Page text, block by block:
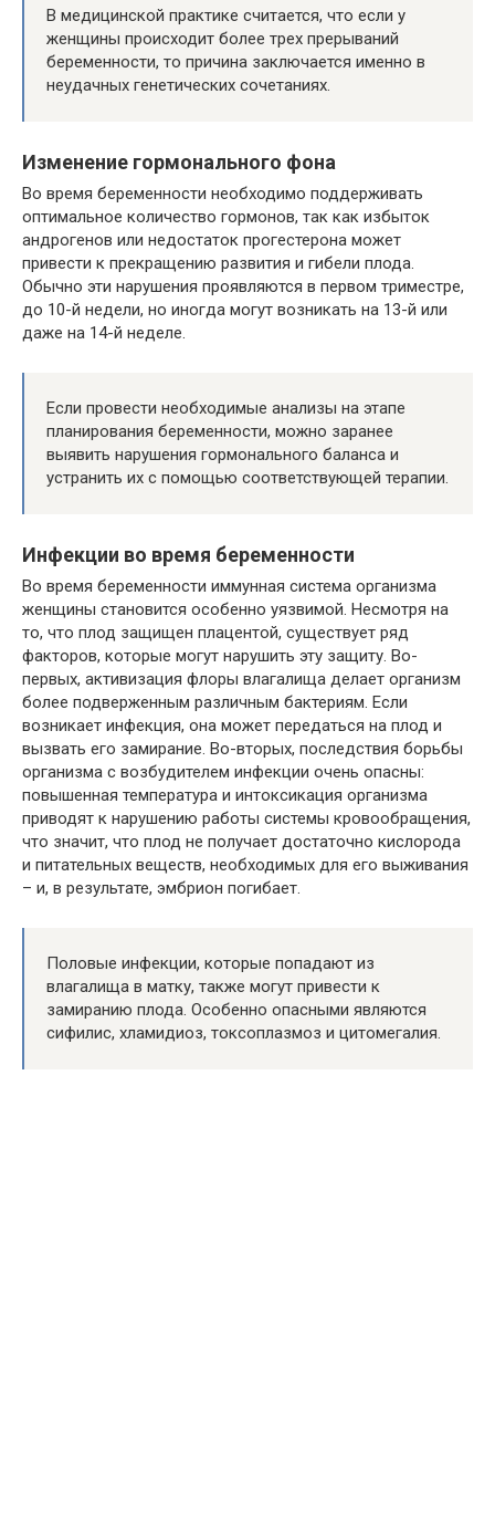
В медицинской практике считается, что если у
женщины происходит более трех прерываний
беременности, то причина заключается именно в
неудачных генетических сочетаниях.
Изменение гормонального фона
Во время беременности необходимо поддерживать
оптимальное количество гормонов, так как избыток
андрогенов или недостаток прогестерона может
привести к прекращению развития и гибели плода.
Обычно эти нарушения проявляются в первом триместре,
до 10-й недели, но иногда могут возникать на 13-й или
даже на 14-й неделе.
Если провести необходимые анализы на этапе
планирования беременности, можно заранее
выявить нарушения гормонального баланса и
устранить их с помощью соответствующей терапии.
Инфекции во время беременности
Во время беременности иммунная система организма
женщины становится особенно уязвимой. Несмотря на
то, что плод защищен плацентой, существует ряд
факторов, которые могут нарушить эту защиту. Во-
первых, активизация флоры влагалища делает организм
более подверженным различным бактериям. Если
возникает инфекция, она может передаться на плод и
вызвать его замирание. Во-вторых, последствия борьбы
организма с возбудителем инфекции очень опасны:
повышенная температура и интоксикация организма
приводят к нарушению работы системы кровообращения,
что значит, что плод не получает достаточно кислорода
и питательных веществ, необходимых для его выживания
– и, в результате, эмбрион погибает.
Половые инфекции, которые попадают из
влагалища в матку, также могут привести к
замиранию плода. Особенно опасными являются
сифилис, хламидиоз, токсоплазмоз и цитомегалия.